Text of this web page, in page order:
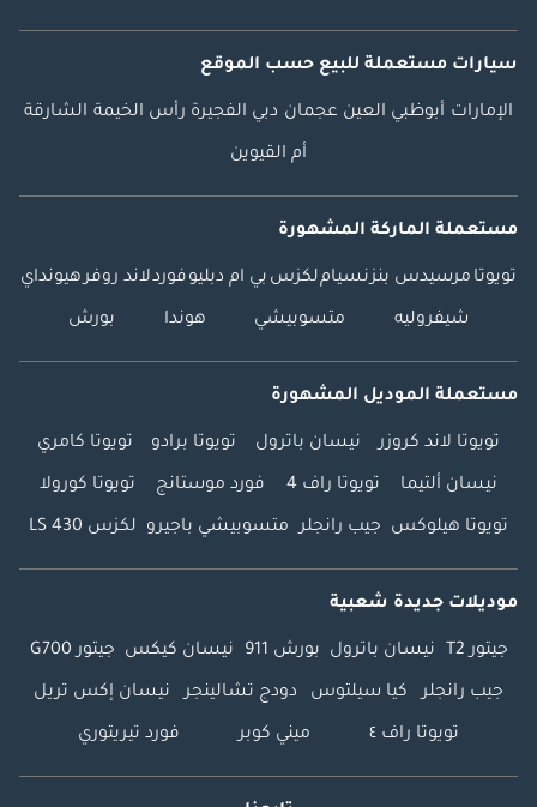
سيارات مستعملة للبيع حسب الموقع
الإمارات أبوظبي العين عجمان دبي الفجيرة رأس الخيمة الشارقة
أم القيوين
مستعملة الماركة المشهورة
تويوتا مرسيدس بنزنسياملكزس بي ام دبليوفوردلاند روفرهيونداي
شيفروليه متسوبيشي هوندا بورش
مستعملة الموديل المشهورة
تويوتا لاند كروزر نيسان باترول تويوتا برادو تويوتا كامري
نيسان ألتيما تويوتا راف 4 فورد موستانج تويوتا كورولا
تويوتا هيلوكس جيب رانجلر متسوبيشي باجيرو لكزس LS 430
موديلات جديدة شعبية
جيتور T2 نيسان باترول بورش 911 نيسان كيكس جيتور G700
جيب رانجلر كيا سيلتوس دودج تشالينجر نيسان إكس تريل
تويوتا راف ٤ ميني كوبر فورد تيريتوري